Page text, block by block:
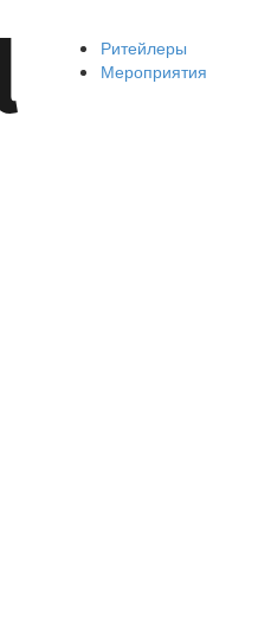
Ритейлеры
Мероприятия